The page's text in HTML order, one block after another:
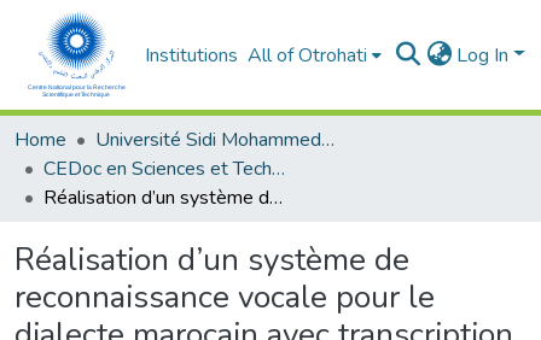
Institutions All of Otrohati Log In
Home
Université Sidi Mohammed Ben Abdellah - Fès
CEDoc en Sciences et Techniques et Sciences Médicales (CED - STSM)
Réalisation d’un système de reconnaissance vocale pour le dialecte marocain avec transcription en arabe standard
Réalisation d’un système de
reconnaissance vocale pour le